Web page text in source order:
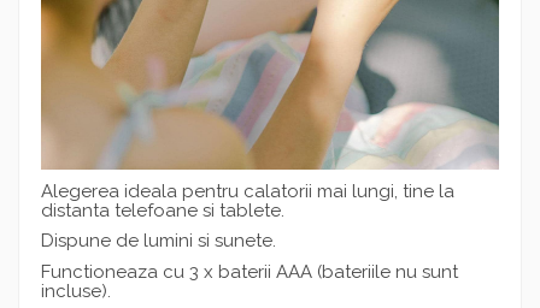
Alegerea ideala pentru calatorii mai lungi, tine la
distanta telefoane si tablete.
Dispune de lumini si sunete.
Functioneaza cu 3 x baterii AAA (bateriile nu sunt
incluse).